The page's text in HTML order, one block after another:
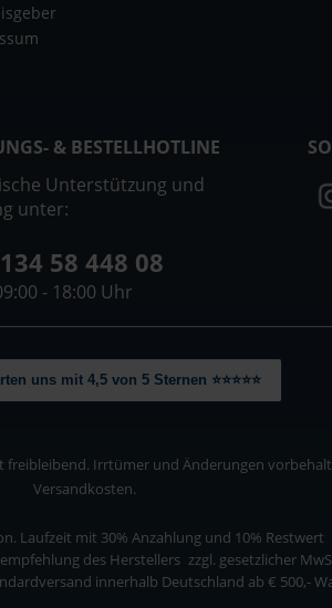
& BESTELLHOTLINE
Unterstützung und
unter:
58 448 08
- 18:00 Uhr
uns mit 4,5 von 5 Sternen ⭐⭐⭐⭐⭐
Irrtümer und Änderungen
Versandkosten.
Laufzeit mit 30% Anzahlung und 10% Restwert
des Herstellers zzgl. gesetzlicher
innerhalb Deutschland ab € 500,-